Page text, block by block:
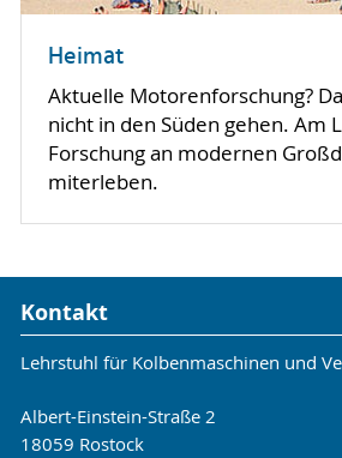
Heimat
Aktuelle Motorenforschung?
nicht in den Süden gehen. Am
Forschung an modernen
miterleben.
Kontakt
Lehrstuhl für Kolbenmaschinen und
Albert-Einstein-Straße 2
18059 Rostock